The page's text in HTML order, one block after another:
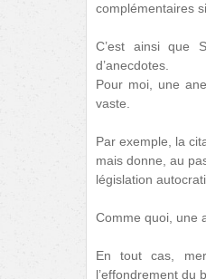
complémentaires
C’est ainsi que
d’anecdotes.
Pour moi, une
vaste.
Par exemple, la
mais donne, au
législation
Comme quoi, une
En tout cas,
l’effondrement du